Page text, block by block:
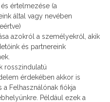
értelmezése (a
által vagy nevében
azokról a személyekről, akik
és partnereink
rosszindulatú
érdekében akkor is
Felhasználónak fiókja
Például ezek a